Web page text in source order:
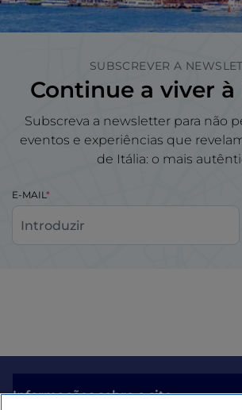
SUBSCREVER A
Continue a viver
Subscreva a newsletter para não
eventos e experiências que
de Itália: o mais
E-MAIL
Informações sobre o site